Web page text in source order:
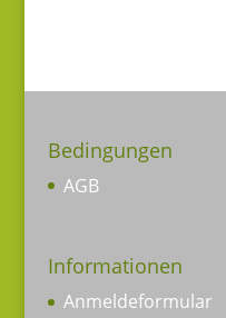
Bedingungen
AGB
Informationen
Anmeldeformular